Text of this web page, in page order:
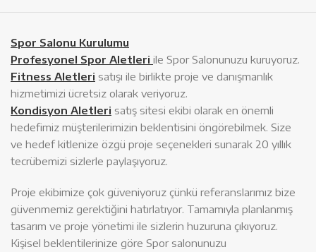
Spor Salonu Kurulumu
Profesyonel Spor Aletleri ile Spor Salonunuzu kuruyoruz.
Fitness Aletleri satışı ile birlikte proje ve danışmanlık
hizmetimizi ücretsiz olarak veriyoruz.
Kondisyon Aletleri satış sitesi ekibi olarak en önemli
hedefimiz müşterilerimizin beklentisini öngörebilmek. Size
ve hedef kitlenize özgü proje seçenekleri sunarak 20 yıllık
tecrübemizi sizlerle paylaşıyoruz.
Proje ekibimize çok güveniyoruz çünkü referanslarımız bize
güvenmemiz gerektiğini hatırlatıyor. Tamamıyla planlanmış
tasarım ve proje yönetimi ile sizlerin huzuruna çıkıyoruz.
Kişisel beklentilerinize göre Spor salonunuzu